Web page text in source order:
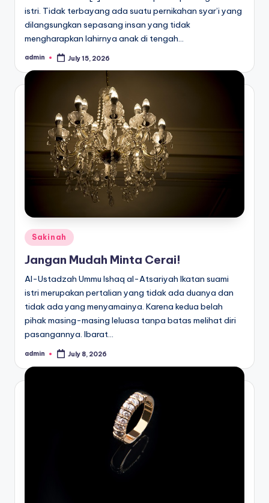
istri. Tidak terbayang ada suatu pernikahan syar’i yang
dilangsungkan sepasang insan yang tidak
mengharapkan lahirnya anak di tengah…
Posted
admin July 15, 2026
Posted
in
Sakinah
Jangan Mudah Minta Cerai!
Al-Ustadzah Ummu Ishaq al-Atsariyah Ikatan suami
istri merupakan pertalian yang tidak ada duanya dan
tidak ada yang menyamainya. Karena kedua belah
pihak masing-masing leluasa tanpa batas melihat diri
pasangannya. Ibarat…
Posted
admin July 8, 2026